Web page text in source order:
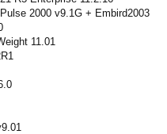
2000 v9.1G + Embird2003
11.01